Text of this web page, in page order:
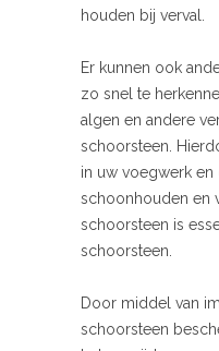
houden bij verval.
Er kunnen ook
zo snel te
algen en andere
schoorsteen.
in uw voegwerk
schoonhouden en
schoorsteen is
schoorsteen.
Door middel van
schoorsteen